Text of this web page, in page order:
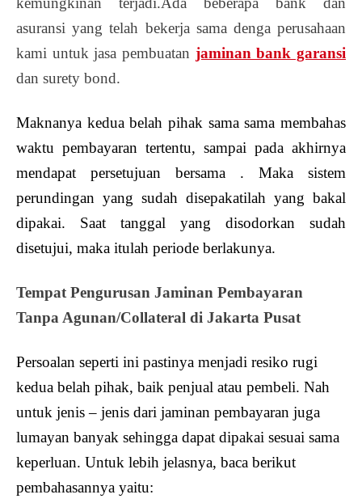
asuransi yang telah bekerja sama denga perusahaan
kami untuk jasa pembuatan jaminan bank garansi
dan surety bond.
Maknanya kedua belah pihak sama sama membahas
waktu pembayaran tertentu, sampai pada akhirnya
mendapat persetujuan bersama . Maka sistem
perundingan yang sudah disepakatilah yang bakal
dipakai. Saat tanggal yang disodorkan sudah
disetujui, maka itulah periode berlakunya.
Tempat Pengurusan Jaminan Pembayaran
Tanpa Agunan/Collateral di Jakarta Pusat
Persoalan seperti ini pastinya menjadi resiko rugi
kedua belah pihak, baik penjual atau pembeli. Nah
untuk jenis – jenis dari jaminan pembayaran juga
lumayan banyak sehingga dapat dipakai sesuai sama
keperluan. Untuk lebih jelasnya, baca berikut
pembahasannya yaitu: